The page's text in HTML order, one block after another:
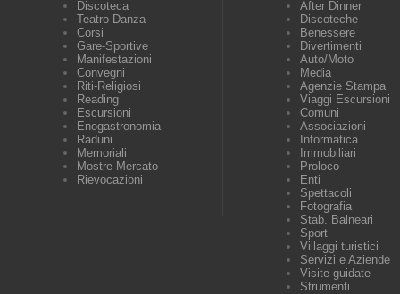
Discoteca
Teatro-Danza
Corsi
Gare-Sportive
Manifestazioni
Convegni
Riti-Religiosi
Reading
Escursioni
Enogastronomia
Raduni
Memoriali
Mostre-Mercato
Rievocazioni
After Dinner
Discoteche
Benessere
Divertimenti
Auto/Moto
Media
Agenzie Stampa
Viaggi Escursioni
Comuni
Associazioni
Informatica
Immobiliari
Proloco
Enti
Spettacoli
Fotografia
Stab. Balneari
Sport
Villaggi turistici
Servizi e Aziende
Visite guidate
Strumenti